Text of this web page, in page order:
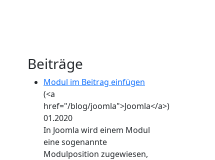
Beiträge
Modul im Beitrag einfügen
(<a
href="/blog/joomla">Joomla</a>)
01.2020
In Joomla wird einem Modul
eine sogenannte
Modulposition zugewiesen,